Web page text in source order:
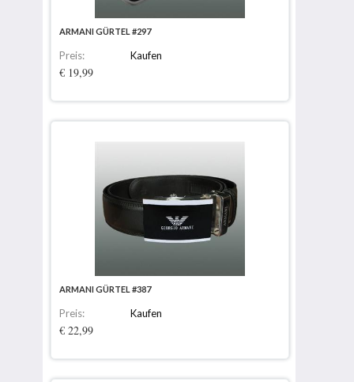
ARMANI GÜRTEL #297
Preis:
€ 19,99
Kaufen
ARMANI GÜRTEL #387
Preis:
€ 22,99
Kaufen